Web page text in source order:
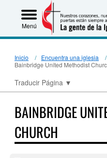
Menú
Inicio
Encuentra una iglesia
Bainbridge United Methodist
Traducir Página ▼
BAINBRIDGE
CHURCH